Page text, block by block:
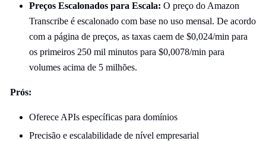
Preços Escalonados para Escala: O preço do Amazon
Transcribe é escalonado com base no uso mensal. De acordo
com a página de preços, as taxas caem de $0,024/min para
os primeiros 250 mil minutos para $0,0078/min para
volumes acima de 5 milhões.
Prós:
Oferece APIs específicas para domínios
Precisão e escalabilidade de nível empresarial